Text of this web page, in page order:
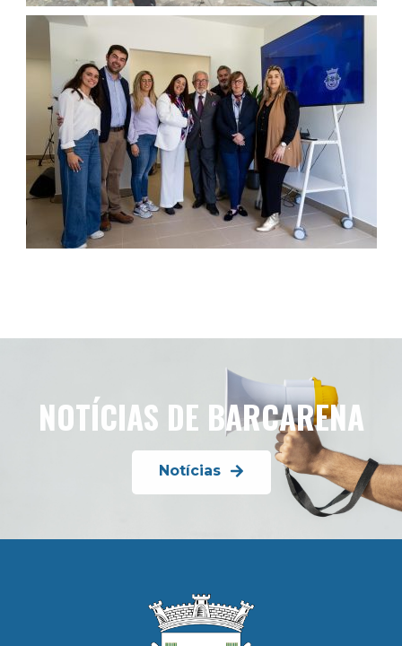
NOTÍCIAS DE BARCARENA
Notícias